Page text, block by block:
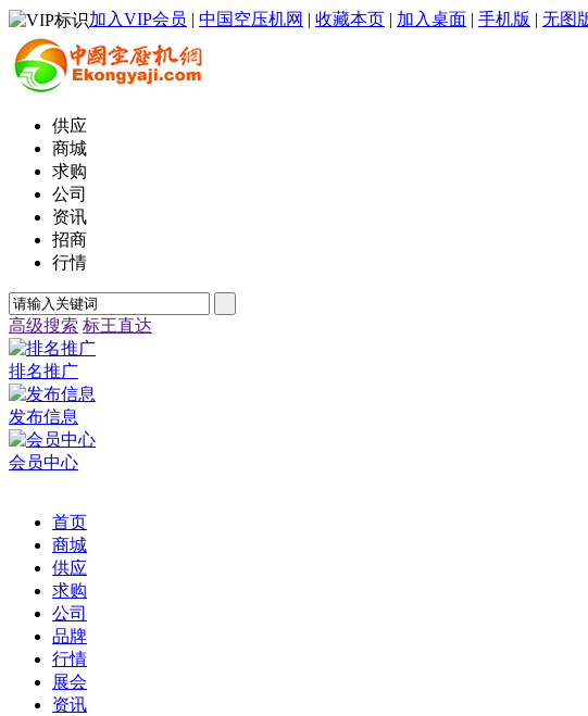
加入VIP会员 | 中国空压机网 | 收藏本页 | 加入桌面 | 手机版 | 无图
供应
商城
求购
公司
资讯
招商
行情
高级搜索 标王直达
排名推广
发布信息
会员中心
首页
商城
供应
求购
公司
品牌
行情
展会
资讯